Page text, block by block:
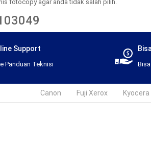
fotocopy agar anda tidak salah pilih.
Support
Panduan Teknisi
Canon Fuji Xerox Kyocera